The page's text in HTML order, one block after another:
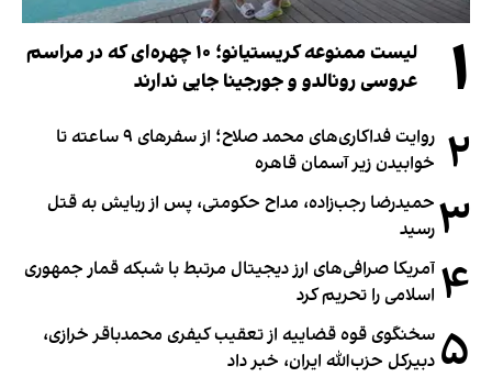
۱
لیست ممنوعه کریستیانو؛ ۱۰ چهره‌ای که در مراسم
عروسی رونالدو و جورجینا جایی ندارند
۲
روایت فداکاری‌های محمد صلاح؛ از سفرهای ۹ ساعته تا
خوابیدن زیر آسمان قاهره
۳ حمیدرضا رجب‌زاده، مداح حکومتی، پس از ربایش به قتل
رسید
۴ آمریکا صرافی‌های ارز دیجیتال مرتبط با شبکه قمار جمهوری
اسلامی را تحریم کرد
۵ سخنگوی قوه قضاییه از تعقیب کیفری محمدباقر خرازی،
دبیر‌کل حزب‌الله ایران، خبر داد